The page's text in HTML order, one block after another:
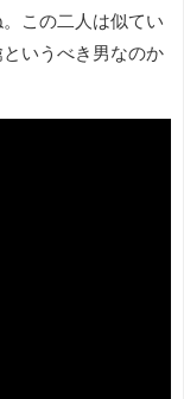
この二人は似てい
いうべき男なのか